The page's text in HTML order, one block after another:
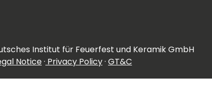
Institut für Feuerfest und Keramik GmbH
Notice· Privacy Policy· GT&C